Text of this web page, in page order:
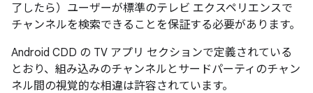
了したら）ユーザーが標準のテレビ エクスペリエンスで
チャンネルを検索できることを保証する必要があります。
Android CDD の TV アプリ セクションで定義されている
とおり、組み込みのチャンネルとサードパーティのチャン
ネル間の視覚的な相違は許容されています。